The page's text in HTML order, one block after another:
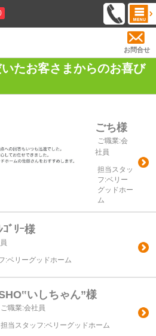
お問合せ
たお客さまからのお喜び
ごち様
ご職業:会
社員
担当スタッ
フ:ベリー
グッドホー
ム
ｺﾞﾘｰ様
:ベリーグッドホーム
いしちゃん”様
ご職業:会社員
担当スタッフ:ベリーグッドホーム